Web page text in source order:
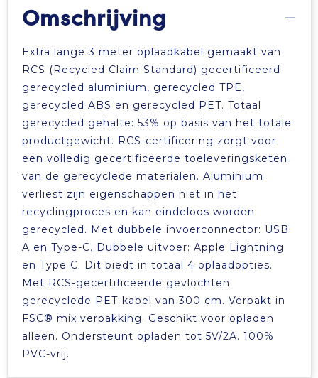
Omschrijving
Extra lange 3 meter oplaadkabel gemaakt van
RCS (Recycled Claim Standard) gecertificeerd
gerecycled aluminium, gerecycled TPE,
gerecycled ABS en gerecycled PET. Totaal
gerecycled gehalte: 53% op basis van het totale
productgewicht. RCS-certificering zorgt voor
een volledig gecertificeerde toeleveringsketen
van de gerecyclede materialen. Aluminium
verliest zijn eigenschappen niet in het
recyclingproces en kan eindeloos worden
gerecycled. Met dubbele invoerconnector: USB
A en Type-C. Dubbele uitvoer: Apple Lightning
en Type C. Dit biedt in totaal 4 oplaadopties.
Met RCS-gecertificeerde gevlochten
gerecyclede PET-kabel van 300 cm. Verpakt in
FSC® mix verpakking. Geschikt voor opladen
alleen. Ondersteunt opladen tot 5V/2A. 100%
PVC-vrij.